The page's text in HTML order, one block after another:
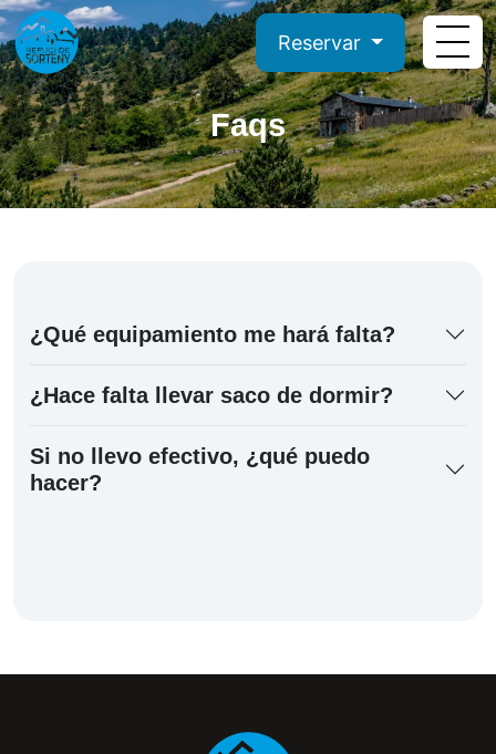
Reservar
Faqs
¿Qué equipamiento me hará falta?
¿Hace falta llevar saco de dormir?
Si no llevo efectivo, ¿qué puedo
hacer?